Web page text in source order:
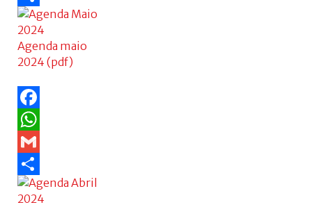
Share
Agenda maio
2024 (pdf)
Facebook
WhatsApp
Gmail
Share